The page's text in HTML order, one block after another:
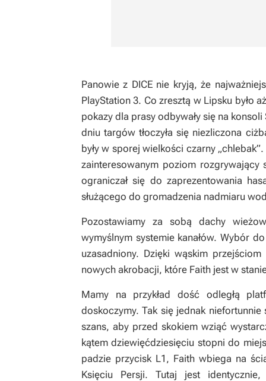
Panowie z DICE nie kryją, że
PlayStation 3. Co zresztą w Lipsku było
pokazy dla prasy odbywały się na
dniu targów tłoczyła się niezliczona
były w sporej wielkości czarny
zainteresowanym poziom
ograniczał się do zaprezentowania
służącego do gromadzenia nadmiaru
Pozostawiamy za sobą dachy
wymyślnym systemie kanałów. Wybór
uzasadniony. Dzięki wąskim
nowych akrobacji, które Faith jest w
Mamy na przykład dość odległą
doskoczymy. Tak się jednak
szans, aby przed skokiem wziąć
kątem dziewięćdziesięciu stopni do
padzie przycisk L1, Faith wbiega na
Księciu Persji. Tutaj jest